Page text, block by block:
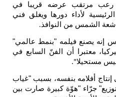
قريبا في
ويغلق فني
.
"بنمط عالمي"
السابع في
بسبب "غياب
صارت بين